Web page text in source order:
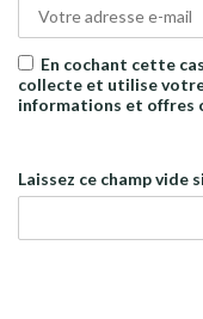
En cochant cette
collecte et utilise
informations et offres
Laissez ce champ vide